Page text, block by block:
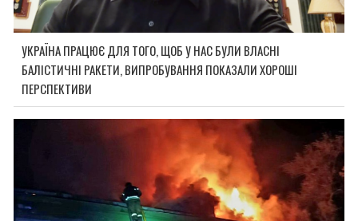
УКРАЇНА ПРАЦЮЄ ДЛЯ ТОГО, ЩОБ У НАС БУЛИ ВЛАСНІ
БАЛІСТИЧНІ РАКЕТИ, ВИПРОБУВАННЯ ПОКАЗАЛИ ХОРОШІ
ПЕРСПЕКТИВИ